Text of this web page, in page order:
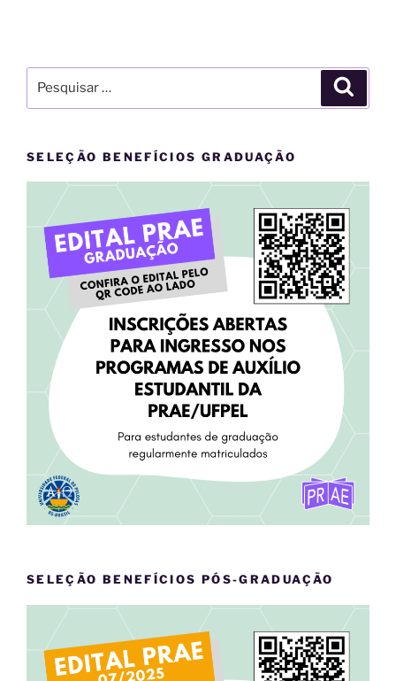
por:
SELEÇÃO BENEFÍCIOS GRADUAÇÃO
SELEÇÃO BENEFÍCIOS PÓS-GRADUAÇÃO